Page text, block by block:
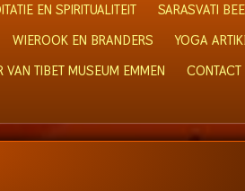
EN SPIRITUALITEIT
SARASVATI
WIEROOK EN BRANDERS
YOGA
VAN TIBET MUSEUM EMMEN CONTACT